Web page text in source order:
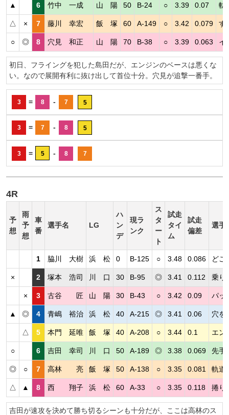
▲ 6 竹中 一成 山 陽 50 B-24 ○ 3.39 0.07 軌
△ × 7 藤川 幸宏 飯 塚 60 A-149 ○ 3.42 0.079 す
○ ◎ 8 穴見 和正 山 陽 70 B-38 ○ 3.39 0.063 イ
初日、フライングを犯した島田だが、エンジンのベースは悪くな
い。なので展開有利に抜け出して首位十分。穴見が追撃一番手。
3 = 8 - 7 5
3 = 7 - 8 5
3 = 5 - 8 7
4R
予
想
雨
予
想
車
番
選手名 LG
ハ
ン
デ
現ラ
ンク
ス
タ
ー
ト
試走
タイ
ム
試走
偏差
選手
1 脇川 大樹 浜 松 0 B-125 ○ 3.48 0.086 どこ
× 2 塚本 浩司 川 口 30 B-95 ◎ 3.41 0.112 乗り
× 3 古谷 匠 山 陽 30 B-43 ○ 3.42 0.09 パッ
▲ ◎ 4 青嶋 裕治 浜 松 40 A-215 ◎ 3.41 0.06 穴を
△ 5 本門 延唯 飯 塚 40 A-208 ○ 3.44 0.1 エン
○ 6 吉田 幸司 川 口 50 A-189 ◎ 3.38 0.069 先手
◎ ○ 7 高林 亮 飯 塚 50 A-138 ○ 3.35 0.081 軌道
△ ▲ 8 西 翔子 浜 松 60 A-33 ○ 3.35 0.118 捲り
吉田が速攻を決めて勝ち切るシーンも十分だが、ここは高林のス